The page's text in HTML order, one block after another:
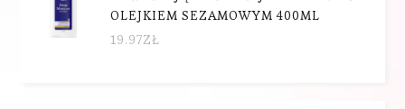
OLEJKIEM SEZAMOWYM 400ML
19.97ZŁ